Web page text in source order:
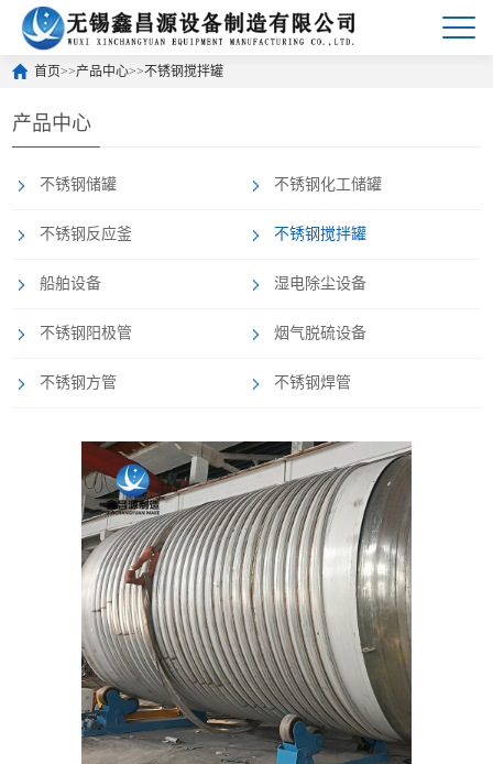
首页>>产品中心>>不锈钢搅拌罐
产品中心
不锈钢储罐 不锈钢化工储罐
不锈钢反应釜 不锈钢搅拌罐
船舶设备 湿电除尘设备
不锈钢阳极管 烟气脱硫设备
不锈钢方管 不锈钢焊管